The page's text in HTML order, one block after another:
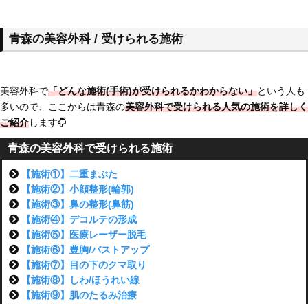
青森の美容外科 / 受けられる施術
美容外科で「どんな施術(手術)が受けられるかわからない」という人も
多いので、ここからは青森の美容外科で受けられる人気の施術を詳しく
ご紹介します
青森の美容外科で受けられる施術
【施術①】二重まぶた
【施術②】小顔整形(輪郭)
【施術③】鼻の整形(鼻筋)
【施術④】デコルテの形成
【施術⑤】医療レーザー脱毛
【施術⑥】豊胸/バストアップ
【施術⑦】目の下のクマ取り
【施術⑧】しわ/ほうれい線
【施術⑨】肌のたるみ治療